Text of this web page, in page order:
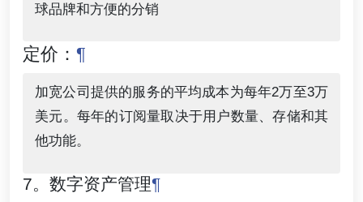
球品牌和方便的分销
定价： ¶
加宽公司提供的服务的平均成本为每年2万至3万
美元。每年的订阅量取决于用户数量、存储和其
他功能。
7。数字资产管理¶